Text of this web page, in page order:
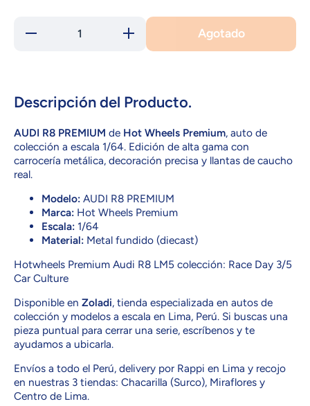
Reducir
Aumentar
cantidad
para
Agotado
Descripción del Producto.
AUDI R8 PREMIUM de Hot Wheels Premium, auto de
colección a escala 1/64. Edición de alta gama con
carrocería metálica, decoración precisa y llantas de caucho
real.
Modelo: AUDI R8 PREMIUM
Marca: Hot Wheels Premium
Escala: 1/64
Material: Metal fundido (diecast)
Hotwheels Premium Audi R8 LM5 colección: Race Day 3/5
Car Culture
Disponible en Zoladi, tienda especializada en autos de
colección y modelos a escala en Lima, Perú. Si buscas una
pieza puntual para cerrar una serie, escríbenos y te
ayudamos a ubicarla.
Envíos a todo el Perú, delivery por Rappi en Lima y recojo
en nuestras 3 tiendas: Chacarilla (Surco), Miraflores y
Centro de Lima.